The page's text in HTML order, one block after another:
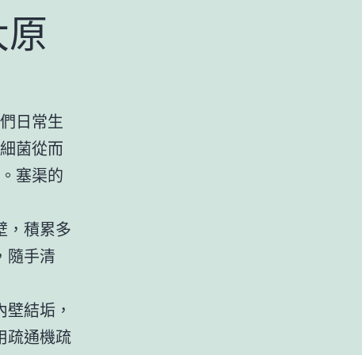
日常生
菌從而
塞渠的
，積累多
隨手清
結垢，
疏通機疏